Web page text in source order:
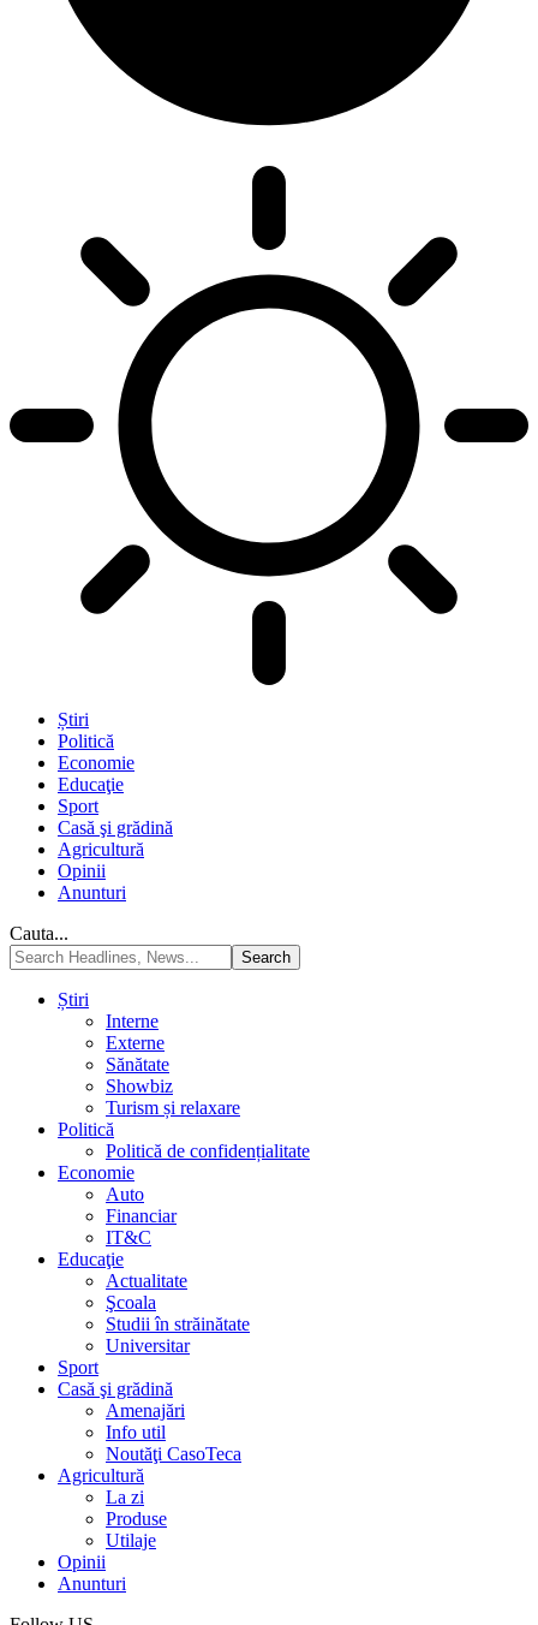
Știri
Politică
Economie
Educaţie
Sport
Casă şi grădină
Agricultură
Opinii
Anunturi
Cauta...
Știri
Interne
Externe
Sănătate
Showbiz
Turism și relaxare
Politică
Politică de confidențialitate
Economie
Auto
Financiar
IT&C
Educaţie
Actualitate
Şcoala
Studii în străinătate
Universitar
Sport
Casă şi grădină
Amenajări
Info util
Noutăţi CasoTeca
Agricultură
La zi
Produse
Utilaje
Opinii
Anunturi